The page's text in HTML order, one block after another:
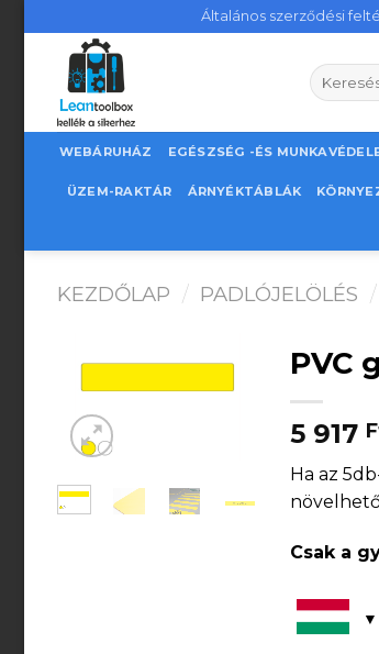
to
content
Általános szerződési
Keresés
a
WEBÁRUHÁZ EGÉSZSÉG -ÉS
ÜZEM-RAKTÁR ÁRNYÉKTÁBLÁK
KEZDŐLAP / PADLÓJELÖLÉS /
PVC
5 917
Ha az
Csak a